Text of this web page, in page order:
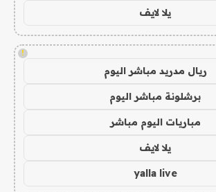
يلا لايف
!
ريال مدريد مباشر اليوم
برشلونة مباشر اليوم
مباريات اليوم مباشر
يلا لايف
yalla live